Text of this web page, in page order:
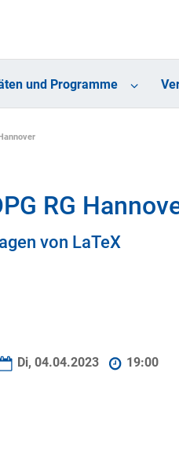
und Programme
RG
von LaTeX
Di, 04.04.2023
19:00